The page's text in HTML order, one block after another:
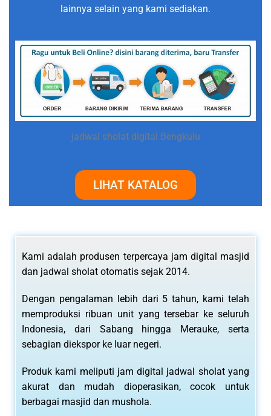
lainnya selain yang kami sediakan.
jadwal sholat digital Bengkulu
LIHAT KATALOG
Kami adalah produsen terpercaya jam digital masjid
dan jadwal sholat otomatis sejak 2014.
Dengan pengalaman lebih dari 5 tahun, kami telah
memproduksi ribuan unit yang tersebar ke seluruh
Indonesia, dari Sabang hingga Merauke, serta
sebagian diekspor ke luar negeri.
Produk kami meliputi jam digital jadwal sholat yang
akurat dan mudah dioperasikan, cocok untuk
berbagai masjid dan mushola.